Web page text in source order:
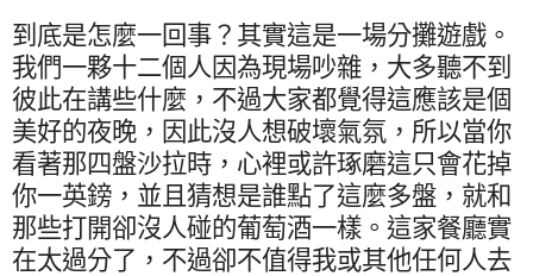
到底是怎麼一回事？其實這是一場分攤遊戲。
我們一夥十二個人因為現場吵雜，大多聽不到
彼此在講些什麼，不過大家都覺得這應該是個
美好的夜晚，因此沒人想破壞氣氛，所以當你
看著那四盤沙拉時，心裡或許琢磨這只會花掉
你一英鎊，並且猜想是誰點了這麼多盤，就和
那些打開卻沒人碰的葡萄酒一樣。這家餐廳實
在太過分了，不過卻不值得我或其他任何人去